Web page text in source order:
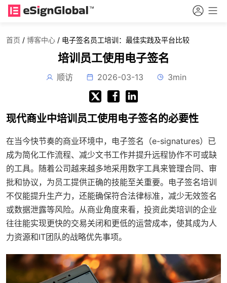
首页 / 博客中心 / 电子签名员工培训：最佳实践及平台比较
培训员工使用电子签名
顺访 2026-03-13 3min
现代商业中培训员工使用电子签名的必要性
在当今快节奏的商业环境中，电子签名（e-signatures）已
成为简化工作流程、减少文书工作并提升远程协作不可或缺
的工具。随着公司越来越多地采用数字工具来管理合同、审
批和协议，为员工提供正确的技能至关重要。电子签名培训
不仅能提升生产力，还能确保符合法律标准，减少无效签名
或数据泄露等风险。从商业角度来看，投资此类培训的企业
往往能实现更快的交易关闭和更低的运营成本，使其成为人
力资源和IT团队的战略优先事项。